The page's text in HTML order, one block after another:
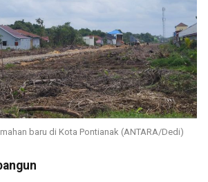
baru di Kota Pontianak (ANTARA/Dedi)